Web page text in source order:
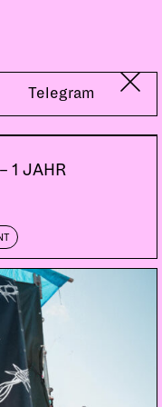
Telegram
1 JAHR